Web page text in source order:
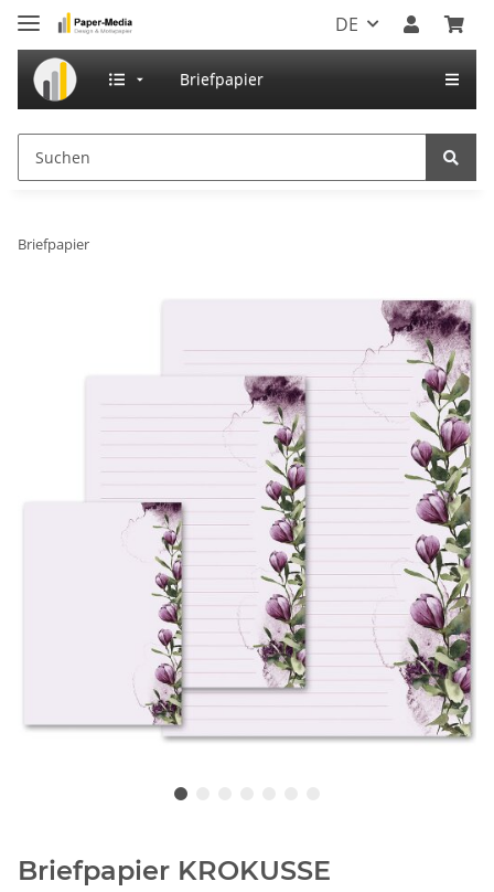
DE
Briefpapier
Briefpapier
Briefpapier KROKUSSE